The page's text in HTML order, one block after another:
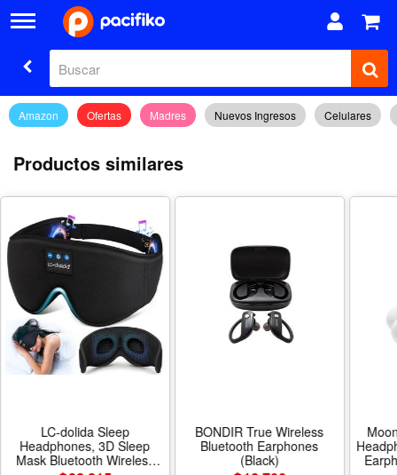
Amazon Ofertas Madres Nuevos Ingresos Celulares
Productos similares
LC-dolida Sleep
Headphones, 3D Sleep
Mask Bluetooth Wireless
BONDIR True Wireless
Bluetooth Earphones
(Black)